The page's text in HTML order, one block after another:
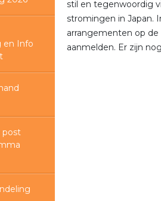
en Info
post
stil en tegenwoordig
stromingen in Japan.
arrangementen op
aanmelden. Er zijn